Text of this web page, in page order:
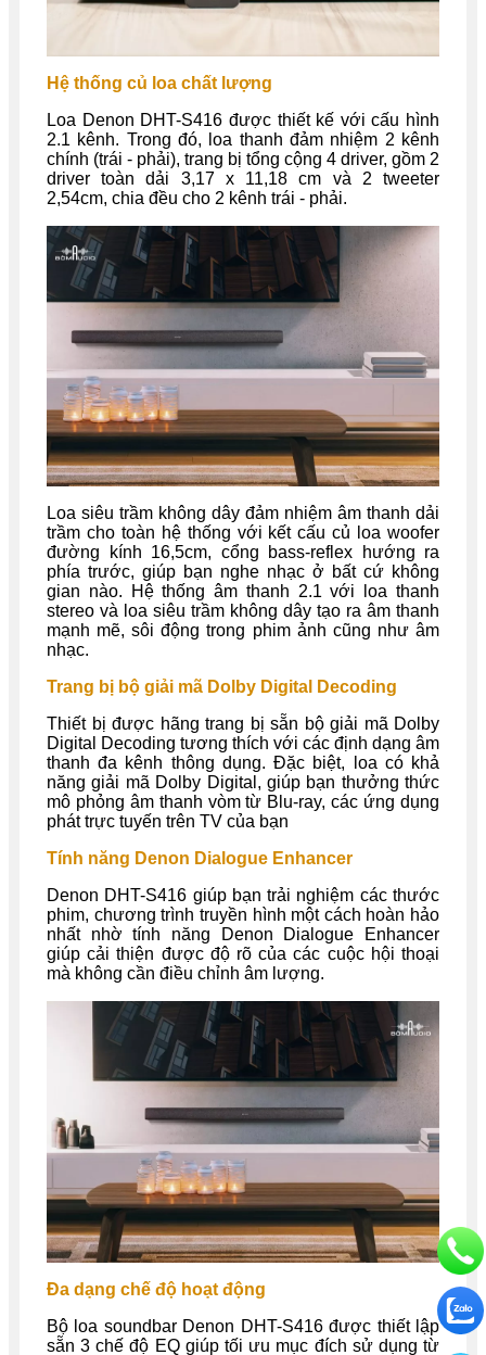
Hệ thống củ loa chất lượng
Loa Denon DHT-S416 được thiết kế với cấu hình
2.1 kênh. Trong đó, loa thanh đảm nhiệm 2 kênh
chính (trái - phải), trang bị tổng cộng 4 driver, gồm 2
driver toàn dải 3,17 x 11,18 cm và 2 tweeter
2,54cm, chia đều cho 2 kênh trái - phải.
Loa siêu trầm không dây đảm nhiệm âm thanh dải
trầm cho toàn hệ thống với kết cấu củ loa woofer
đường kính 16,5cm, cổng bass-reflex hướng ra
phía trước, giúp bạn nghe nhạc ở bất cứ không
gian nào. Hệ thống âm thanh 2.1 với loa thanh
stereo và loa siêu trầm không dây tạo ra âm thanh
mạnh mẽ, sôi động trong phim ảnh cũng như âm
nhạc.
Trang bị bộ giải mã Dolby Digital Decoding
Thiết bị được hãng trang bị sẵn bộ giải mã Dolby
Digital Decoding tương thích với các định dạng âm
thanh đa kênh thông dụng. Đặc biệt, loa có khả
năng giải mã Dolby Digital, giúp bạn thưởng thức
mô phỏng âm thanh vòm từ Blu-ray, các ứng dụng
phát trực tuyến trên TV của bạn
Tính năng Denon Dialogue Enhancer
Denon DHT-S416 giúp bạn trải nghiệm các thước
phim, chương trình truyền hình một cách hoàn hảo
nhất nhờ tính năng Denon Dialogue Enhancer
giúp cải thiện được độ rõ của các cuộc hội thoại
mà không cần điều chỉnh âm lượng.
Đa dạng chế độ hoạt động
Bộ loa soundbar Denon DHT-S416 được thiết lập
sẵn 3 chế độ EQ giúp tối ưu mục đích sử dụng từ